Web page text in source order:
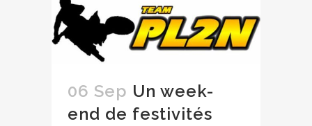
06 Sep Un week-
end de festivités